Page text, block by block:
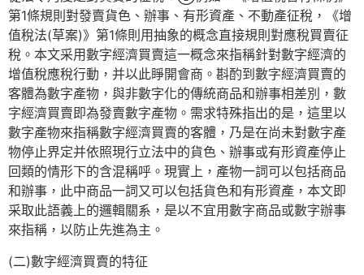
第1條規則對發賣貨色、辦事、有形資產、不動產征稅，《增
值稅法(草案)》第1條則用抽象的概念直接規則對應稅買賣征
稅。本文采用數字經濟買賣這一概念來指稱針對數字經濟的
增值稅應稅行動，并以此睜開會商。斟酌到數字經濟買賣的
客體為數字產物，與非數字化的傳統商品和辦事相差別，數
字經濟買賣即為發賣數字產物。需求特殊指出的是，這里以
數字產物來指稱數字經濟買賣的客體，乃是在尚未對數字產
物停止界定并依照現行立法中的貨色、辦事或有形資產停止
回類的情形下的含混稱呼。現實上，產物一詞可以包括商品
和辦事，此中商品一詞又可以包括貨色和有形資產，本文即
采取此語義上的邏輯關系，是以不宜用數字商品或數字辦事
來指稱，以防止先進為主。
(二)數字經濟買賣的特征